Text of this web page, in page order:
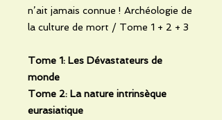
n’ait jamais connue ! Archéologie de
la culture de mort / Tome 1 + 2 + 3
Tome 1: Les Dévastateurs de
monde
Tome 2: La nature intrinsèque
eurasiatique